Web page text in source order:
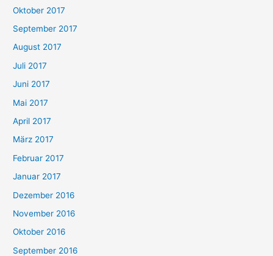
Oktober 2017
September 2017
August 2017
Juli 2017
Juni 2017
Mai 2017
April 2017
März 2017
Februar 2017
Januar 2017
Dezember 2016
November 2016
Oktober 2016
September 2016